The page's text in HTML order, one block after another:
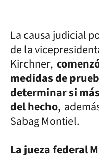
La causa judicial
de la
Kirchner,
medidas de
determinar si
del hecho,
Sabag Montiel.
La jueza federal